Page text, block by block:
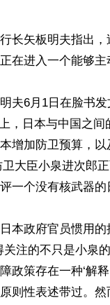
长矢板明夫指出
在进入一个能够
夫6月1日在脸书
，日本与中国之
增加防卫预算，
卫大臣小泉进次郎
一个没有核武器的
本政府官员惯用
关注的不只是小泉
政策存在一种‘解
则性表述带过。